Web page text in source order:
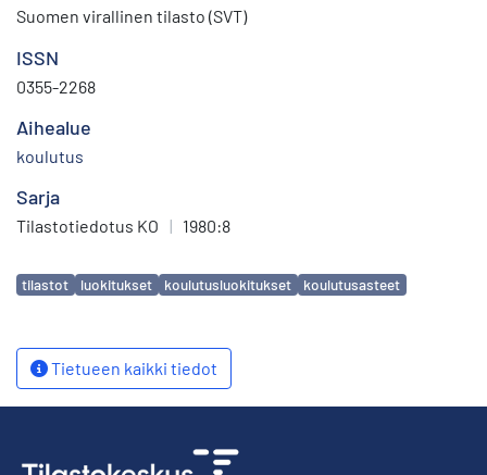
Suomen virallinen tilasto (SVT)
ISSN
0355-2268
Aihealue
koulutus
Sarja
Tilastotiedotus KO | 1980:8
Avainsanat
tilastot luokitukset koulutusluokitukset koulutusasteet
Tietueen kaikki tiedot